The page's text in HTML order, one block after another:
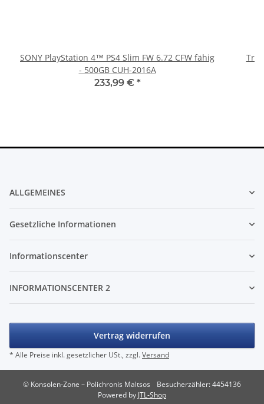
SONY PlayStation 4™ PS4 Slim FW 6.72 CFW fähig
- 500GB CUH-2016A
233,99 € *
ALLGEMEINES
Gesetzliche Informationen
Informationscenter
INFORMATIONSCENTER 2
Vertrag widerrufen
* Alle Preise inkl. gesetzlicher USt., zzgl.Versand
© Konsolen-Zone – Polichronis Maltsos
Besucherzähler: 4454136
Powered by JTL-Shop